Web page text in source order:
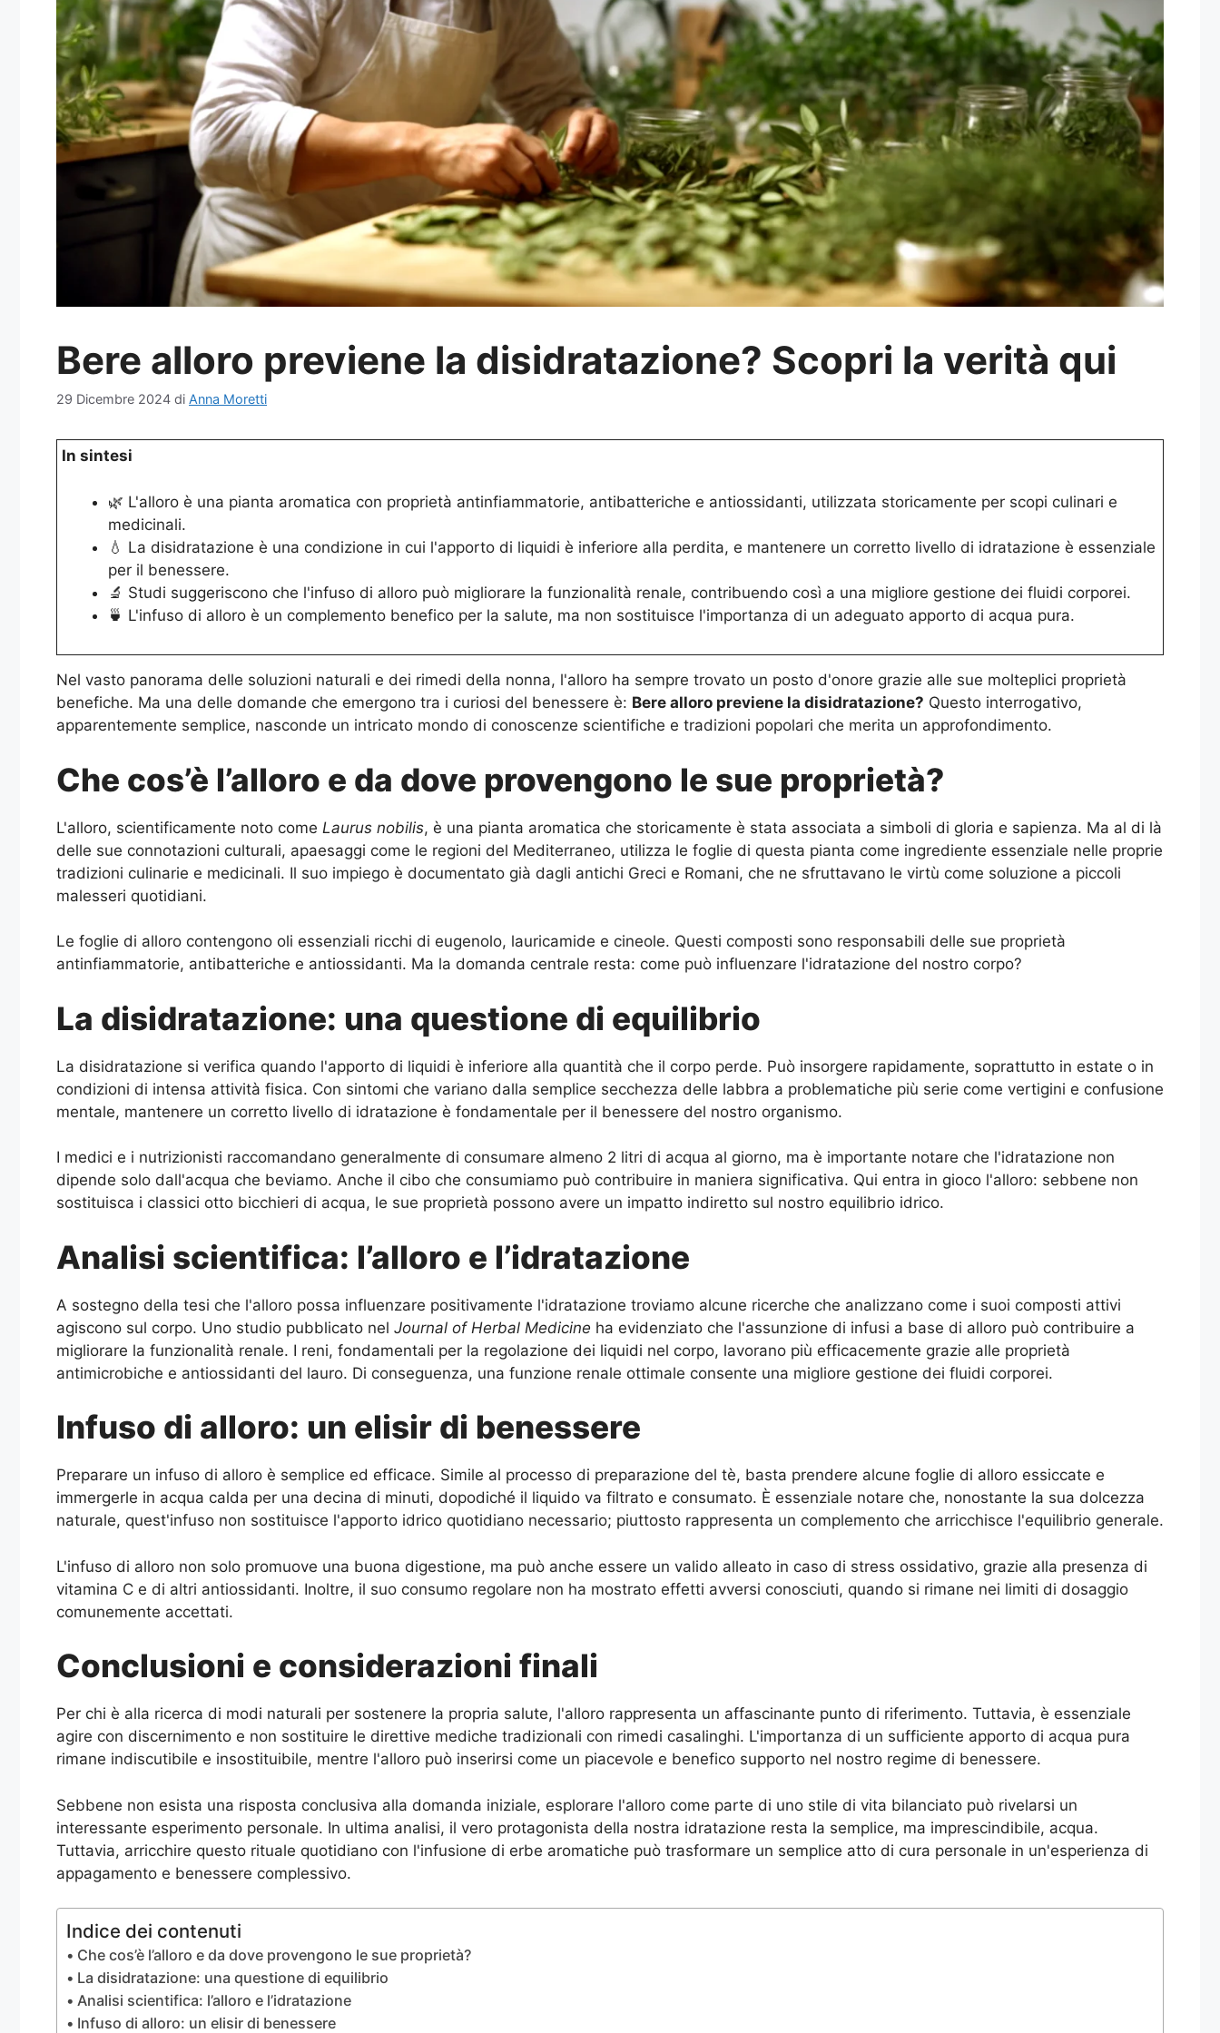
Bere alloro previene la disidratazione? Scopri la verità qui
29 Dicembre 2024 di Anna Moretti
In sintesi
🌿 L'alloro è una pianta aromatica con proprietà antinfiammatorie, antibatteriche e antiossidanti, utilizzata storicamente per scopi culinari e
medicinali.
💧 La disidratazione è una condizione in cui l'apporto di liquidi è inferiore alla perdita, e mantenere un corretto livello di idratazione è essenziale
per il benessere.
🔬 Studi suggeriscono che l'infuso di alloro può migliorare la funzionalità renale, contribuendo così a una migliore gestione dei fluidi corporei.
🍵 L'infuso di alloro è un complemento benefico per la salute, ma non sostituisce l'importanza di un adeguato apporto di acqua pura.
Nel vasto panorama delle soluzioni naturali e dei rimedi della nonna, l'alloro ha sempre trovato un posto d'onore grazie alle sue molteplici proprietà
benefiche. Ma una delle domande che emergono tra i curiosi del benessere è: Bere alloro previene la disidratazione? Questo interrogativo,
apparentemente semplice, nasconde un intricato mondo di conoscenze scientifiche e tradizioni popolari che merita un approfondimento.
Che cos’è l’alloro e da dove provengono le sue proprietà?
L'alloro, scientificamente noto come Laurus nobilis, è una pianta aromatica che storicamente è stata associata a simboli di gloria e sapienza. Ma al di là
delle sue connotazioni culturali, apaesaggi come le regioni del Mediterraneo, utilizza le foglie di questa pianta come ingrediente essenziale nelle proprie
tradizioni culinarie e medicinali. Il suo impiego è documentato già dagli antichi Greci e Romani, che ne sfruttavano le virtù come soluzione a piccoli
malesseri quotidiani.
Le foglie di alloro contengono oli essenziali ricchi di eugenolo, lauricamide e cineole. Questi composti sono responsabili delle sue proprietà
antinfiammatorie, antibatteriche e antiossidanti. Ma la domanda centrale resta: come può influenzare l'idratazione del nostro corpo?
La disidratazione: una questione di equilibrio
La disidratazione si verifica quando l'apporto di liquidi è inferiore alla quantità che il corpo perde. Può insorgere rapidamente, soprattutto in estate o in
condizioni di intensa attività fisica. Con sintomi che variano dalla semplice secchezza delle labbra a problematiche più serie come vertigini e confusione
mentale, mantenere un corretto livello di idratazione è fondamentale per il benessere del nostro organismo.
I medici e i nutrizionisti raccomandano generalmente di consumare almeno 2 litri di acqua al giorno, ma è importante notare che l'idratazione non
dipende solo dall'acqua che beviamo. Anche il cibo che consumiamo può contribuire in maniera significativa. Qui entra in gioco l'alloro: sebbene non
sostituisca i classici otto bicchieri di acqua, le sue proprietà possono avere un impatto indiretto sul nostro equilibrio idrico.
Analisi scientifica: l’alloro e l’idratazione
A sostegno della tesi che l'alloro possa influenzare positivamente l'idratazione troviamo alcune ricerche che analizzano come i suoi composti attivi
agiscono sul corpo. Uno studio pubblicato nel Journal of Herbal Medicine ha evidenziato che l'assunzione di infusi a base di alloro può contribuire a
migliorare la funzionalità renale. I reni, fondamentali per la regolazione dei liquidi nel corpo, lavorano più efficacemente grazie alle proprietà
antimicrobiche e antiossidanti del lauro. Di conseguenza, una funzione renale ottimale consente una migliore gestione dei fluidi corporei.
Infuso di alloro: un elisir di benessere
Preparare un infuso di alloro è semplice ed efficace. Simile al processo di preparazione del tè, basta prendere alcune foglie di alloro essiccate e
immergerle in acqua calda per una decina di minuti, dopodiché il liquido va filtrato e consumato. È essenziale notare che, nonostante la sua dolcezza
naturale, quest'infuso non sostituisce l'apporto idrico quotidiano necessario; piuttosto rappresenta un complemento che arricchisce l'equilibrio generale.
L'infuso di alloro non solo promuove una buona digestione, ma può anche essere un valido alleato in caso di stress ossidativo, grazie alla presenza di
vitamina C e di altri antiossidanti. Inoltre, il suo consumo regolare non ha mostrato effetti avversi conosciuti, quando si rimane nei limiti di dosaggio
comunemente accettati.
Conclusioni e considerazioni finali
Per chi è alla ricerca di modi naturali per sostenere la propria salute, l'alloro rappresenta un affascinante punto di riferimento. Tuttavia, è essenziale
agire con discernimento e non sostituire le direttive mediche tradizionali con rimedi casalinghi. L'importanza di un sufficiente apporto di acqua pura
rimane indiscutibile e insostituibile, mentre l'alloro può inserirsi come un piacevole e benefico supporto nel nostro regime di benessere.
Sebbene non esista una risposta conclusiva alla domanda iniziale, esplorare l'alloro come parte di uno stile di vita bilanciato può rivelarsi un
interessante esperimento personale. In ultima analisi, il vero protagonista della nostra idratazione resta la semplice, ma imprescindibile, acqua.
Tuttavia, arricchire questo rituale quotidiano con l'infusione di erbe aromatiche può trasformare un semplice atto di cura personale in un'esperienza di
appagamento e benessere complessivo.
Indice dei contenuti
Che cos’è l’alloro e da dove provengono le sue proprietà?
La disidratazione: una questione di equilibrio
Analisi scientifica: l’alloro e l’idratazione
Infuso di alloro: un elisir di benessere